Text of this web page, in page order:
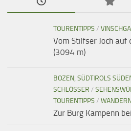
TOURENTIPPS /
Vom Stilfser Joch auf
(3094 m)
BOZEN, SÜDTIROLS
SCHLÖSSER /
TOURENTIPPS /
Zur Burg Kampenn